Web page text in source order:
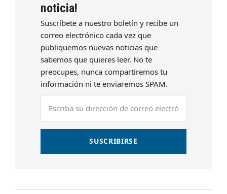
noticia!
Suscríbete a nuestro boletín y recibe un
correo electrónico cada vez que
publiquemos nuevas noticias que
sabemos que quieres leer. No te
preocupes, nunca compartiremos tu
información ni te enviaremos SPAM.
SUSCRIBIRSE